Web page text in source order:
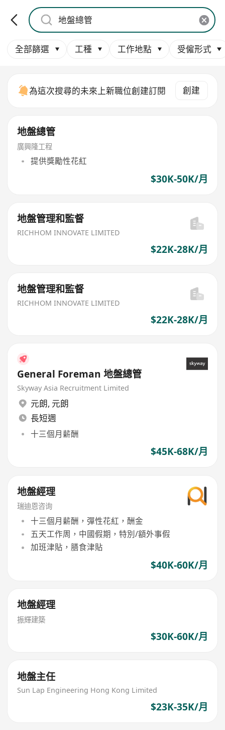
全部篩選 工種 工作地點 受僱形式
為這次搜尋的未來上新職位創建訂閱 創建
地盤總管
廣興隆工程
提供獎勵性花紅
$30K-50K/月
地盤管理和監督
RICHHOM INNOVATE LIMITED
$22K-28K/月
地盤管理和監督
RICHHOM INNOVATE LIMITED
$22K-28K/月
General Foreman 地盤總管
Skyway Asia Recruitment Limited
元朗, 元朗
長短週
十三個月薪酬
$45K-68K/月
地盤經理
瑞迪恩咨询
十三個月薪酬，彈性花紅，酬金
五天工作周，中國假期，特別/額外事假
加班津貼，膳食津貼
$40K-60K/月
地盤經理
振輝建築
$30K-60K/月
地盤主任
Sun Lap Engineering Hong Kong Limited
$23K-35K/月